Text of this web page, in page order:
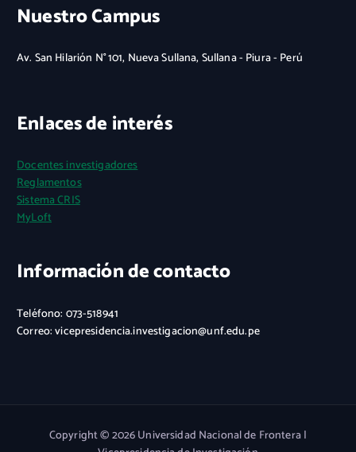
Nuestro Campus
Av. San Hilarión N° 101, Nueva Sullana, Sullana - Piura - Perú
Enlaces de interés
Docentes investigadores
Reglamentos
Sistema CRIS
MyLoft
Información de contacto
Teléfono: 073-518941
Correo: vicepresidencia.investigacion@unf.edu.pe
Copyright © 2026 Universidad Nacional de Frontera |